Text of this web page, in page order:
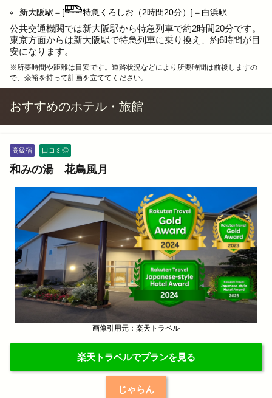
新大阪駅＝[
特急くろしお（2時間20分）]＝白浜駅
公共交通機関では新大阪駅から特急列車で約2時間20分です。
東京方面からは新大阪駅で特急列車に乗り換え、約6時間が目
安になります。
※所要時間や距離は目安です。道路状況などにより所要時間は前後しますの
で、余裕を持って計画を立ててください。
おすすめのホテル・旅館
高級宿 口コミ◎
和みの湯 花鳥風月
画像引用元：楽天トラベル
楽天トラベルでプランを見る
じゃらん